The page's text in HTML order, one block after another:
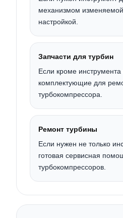
механизмом
настройкой.
Запчасти для турбин
Если кроме
комплектующие для
турбокомпрессора.
Ремонт турбины
Если нужен не только
готовая сервисная
турбокомпрессоров.